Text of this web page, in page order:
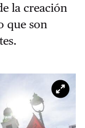
la creación
que son